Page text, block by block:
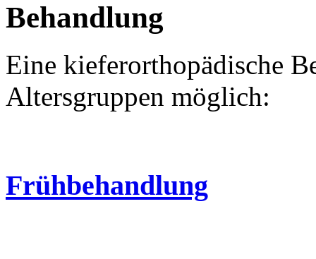
Behandlung
Eine kieferorthopädische
Altersgruppen möglich:
Frühbehandlung